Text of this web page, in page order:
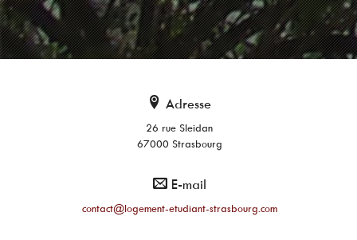
Adresse
26 rue Sleidan
67000 Strasbourg
E-mail
contact@logement-etudiant-strasbourg.com